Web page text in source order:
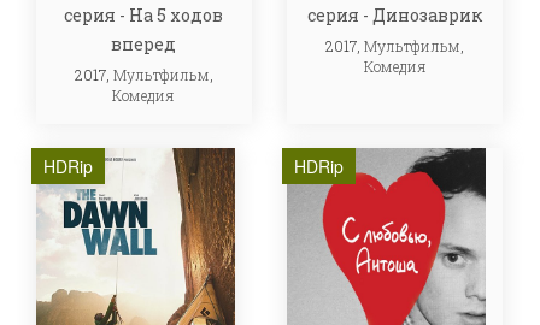
серия - На 5 ходов
вперед
2017, Мультфильм
Комедия
серия - Динозаврик
2017,Мультфильм
Комедия
HDRip HDRip